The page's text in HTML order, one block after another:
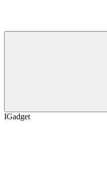
IGadget